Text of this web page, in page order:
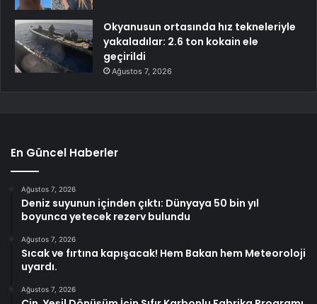
Okyanusun ortasında hız tekneleriyle
yakaladılar: 2.6 ton kokain ele
geçirildi
Ağustos 7, 2026
En Güncel Haberler
Ağustos 7, 2026
Deniz suyunun içinden çıktı: Dünyaya 50 bin yıl
boyunca yetecek rezerv bulundu
Ağustos 7, 2026
Sıcak ve fırtına kapışacak! Hem Bakan hem Meteoroloji
uyardı.
Ağustos 7, 2026